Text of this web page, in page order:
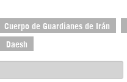
Cuerpo de Guardianes de Irán
Daesh